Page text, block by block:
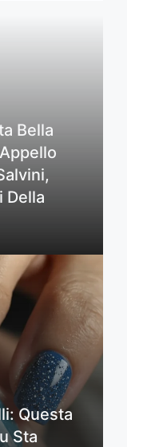
Bella
Della
Questa
Sta